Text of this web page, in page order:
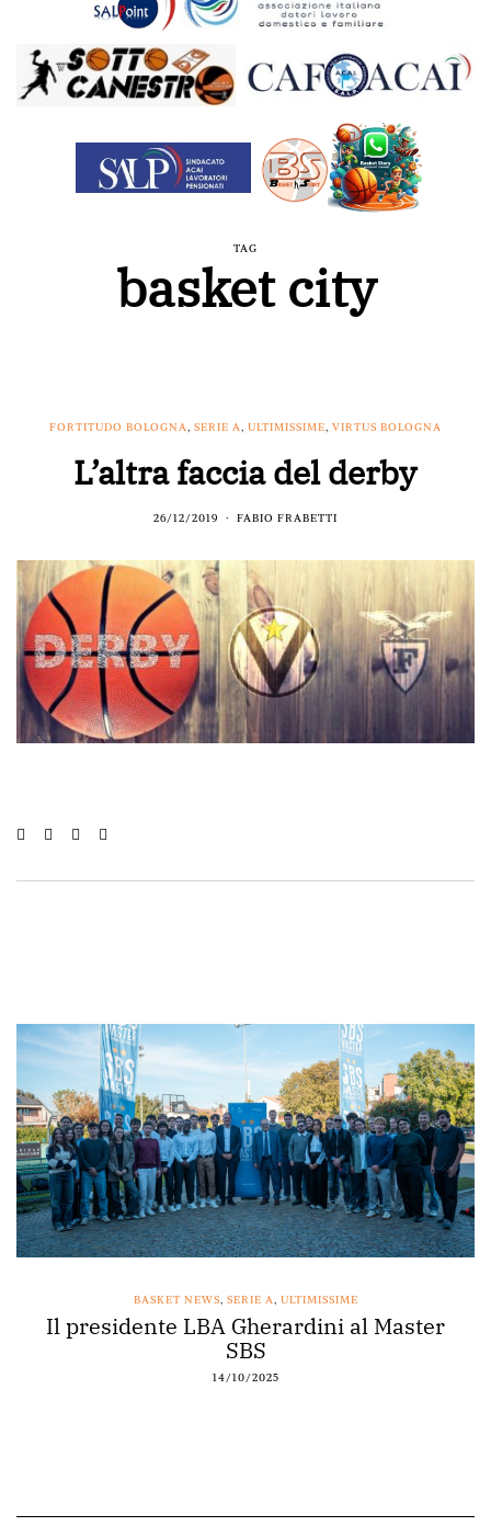
TAG
basket city
FORTITUDO BOLOGNA, SERIE A, ULTIMISSIME, VIRTUS BOLOGNA
L’altra faccia del derby
26/12/2019 FABIO FRABETTI
BASKET NEWS, SERIE A, ULTIMISSIME
Il presidente LBA Gherardini al Master
SBS
14/10/2025